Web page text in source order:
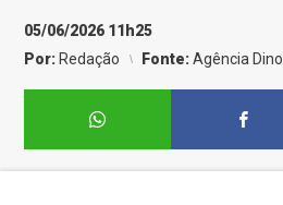
05/06/2026 11h25
Por: Redação Fonte:Agência Dino